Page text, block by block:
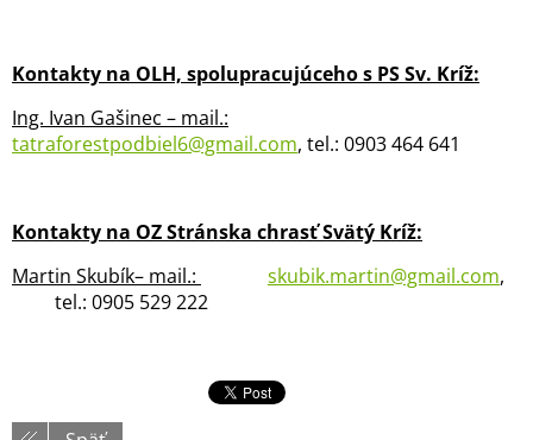
Kontakty na OLH, spolupracujúceho s PS Sv. Kríž:
Ing. Ivan Gašinec – mail.:
tatraforestpodbiel6@gmail.com, tel.: 0903 464 641
Kontakty na OZ Stránska chrasť Svätý Kríž:
Martin Skubík– mail.:
skubik.martin@gmail.com,
tel.: 0905 529 222